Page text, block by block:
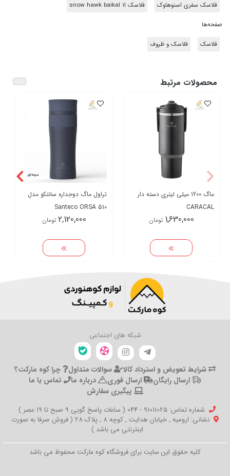
فلاسک سفری اسنوهاوک فلاسک snow hawk baikal 1l
صفحه‌ها
فلاسک فلاسک و ظروف
محصولات مرتبط
ماگ 1200 میلی لیتری دسته دار
CARACAL
1,630,000 تومان
تراول ماگ دوجداره سانتکو مدل
Santeco ORSA 510
2,120,000 تومان
شبکه های اجتماعی
شرایط تعویض و استرداد کالا سوالات متداول
چرا کوه مارکت؟
ارسال رایگان
ارسال فوری درباره ما
تماس با ما
پیگیری سفارش
شماره تماس‌: 91011025 - 044 ( ساعات پاسخ گویی 9 صبح تا 19 عصر )
نشانی: ارومیه , خیابان هدایت , کوچه 8 , پلاک 28 ( فروش صرفا به صورت
اینترنتی می باشد )
کلیه حقوق این سایت برای فروشگاه کوه مارکت محفوظ می باشد